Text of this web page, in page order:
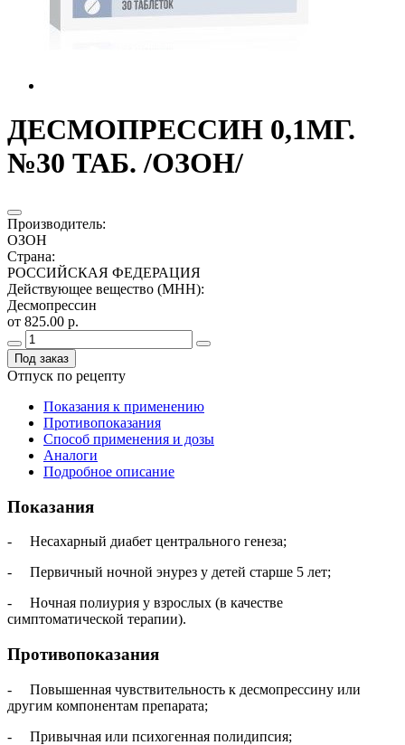
ДЕСМОПРЕССИН 0,1МГ.
№30 ТАБ. /ОЗОН/
Производитель:
ОЗОН
Страна:
РОССИЙСКАЯ ФЕДЕРАЦИЯ
Действующее вещество (МНН):
Десмопрессин
от 825.00 р.
Под заказ
Отпуск по рецепту
Показания к применению
Противопоказания
Способ применения и дозы
Аналоги
Подробное описание
Показания
- Несахарный диабет центрального генеза;
- Первичный ночной энурез у детей старше 5 лет;
- Ночная полиурия у взрослых (в качестве
симптоматической терапии).
Противопоказания
- Повышенная чувствительность к десмопрессину или
другим компонентам препарата;
- Привычная или психогенная полидипсия;